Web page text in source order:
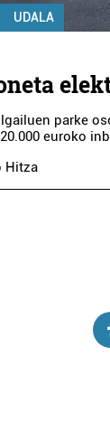
UDALA
parke
euroko
Hitza